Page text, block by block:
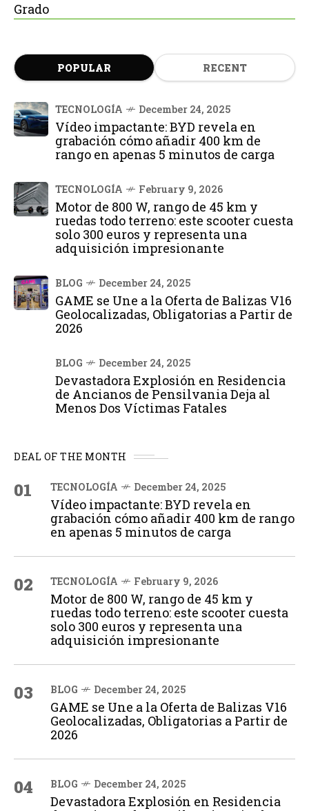
Grado
POPULAR RECENT
TECNOLOGÍA December 24, 2025
Vídeo impactante: BYD revela en
grabación cómo añadir 400 km de
rango en apenas 5 minutos de carga
TECNOLOGÍA February 9, 2026
Motor de 800 W, rango de 45 km y
ruedas todo terreno: este scooter cuesta
solo 300 euros y representa una
adquisición impresionante
BLOG December 24, 2025
GAME se Une a la Oferta de Balizas V16
Geolocalizadas, Obligatorias a Partir de
2026
BLOG December 24, 2025
Devastadora Explosión en Residencia
de Ancianos de Pensilvania Deja al
Menos Dos Víctimas Fatales
DEAL OF THE MONTH
01 TECNOLOGÍA December 24, 2025
Vídeo impactante: BYD revela en
grabación cómo añadir 400 km de rango
en apenas 5 minutos de carga
02 TECNOLOGÍA February 9, 2026
Motor de 800 W, rango de 45 km y
ruedas todo terreno: este scooter cuesta
solo 300 euros y representa una
adquisición impresionante
03 BLOG December 24, 2025
GAME se Une a la Oferta de Balizas V16
Geolocalizadas, Obligatorias a Partir de
2026
04 BLOG December 24, 2025
Devastadora Explosión en Residencia